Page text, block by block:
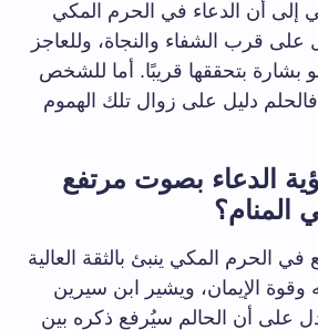
إلى أن الدعاء في الحرم المكي
قرب الشفاء والنجاة، وللعاجز
بشارة بتحققها قريبًا. أما للشخص
فالحلم دليل على زوال تلك الهموم
الدعاء بصوت مرتفع
المنام؟
الحرم المكي ينبئ بالثقة العالية
وقوة الإيمان، ويشير ابن سيرين
على أن الحالم سيُرفع ذكره بين